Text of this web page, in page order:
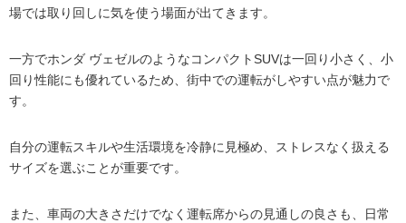
場では取り回しに気を使う場面が出てきます。
一方でホンダ ヴェゼルのようなコンパクトSUVは一回り小さく、小
回り性能にも優れているため、街中での運転がしやすい点が魅力で
す。
自分の運転スキルや生活環境を冷静に見極め、ストレスなく扱える
サイズを選ぶことが重要です。
また、車両の大きさだけでなく運転席からの見通しの良さも、日常